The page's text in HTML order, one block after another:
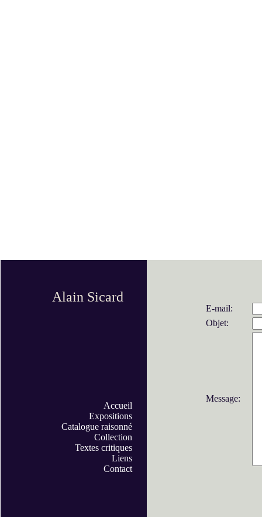
Alain Sicard
Accueil
Expositions
Catalogue raisonné
Collection
Textes critiques
Liens
Contact
E-mail:
Objet:
Message: